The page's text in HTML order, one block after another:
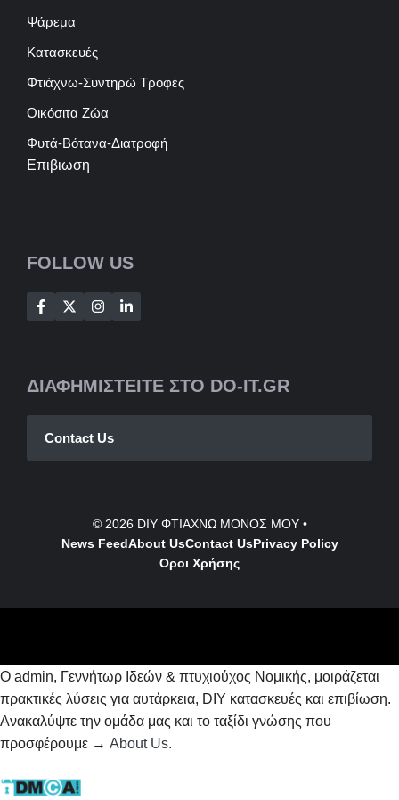
Ψάρεμα
Κατασκευές
Φτιάχνω-Συντηρώ Τροφές
Οικόσιτα Ζώα
Φυτά-Βότανα-Διατροφή
Επιβιωση
FOLLOW US
ΔΙΑΦΗΜΙΣΤΕΙΤΕ ΣΤΟ DO-IT.GR
Contact Us
© 2026 DIY ΦΤΙΑΧΝΩ ΜΟΝΟΣ ΜΟΥ•
News FeedAbout UsContactUsPrivacy Policy
Οροι Χρήσης
Ο admin, Γεννήτωρ Ιδεών & πτυχιούχος Νομικής, μοιράζεται
πρακτικές λύσεις για αυτάρκεια, DIY κατασκευές και επιβίωση.
Ανακαλύψτε την ομάδα μας και το ταξίδι γνώσης που
προσφέρουμε → About Us.